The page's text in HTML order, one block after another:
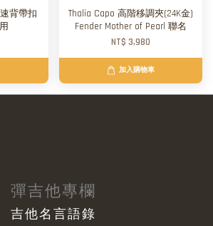
背帶扣
Thalia Capo 高階移調夾(24K金)
Fender Mother of Pearl 聯名
NT$ 3,980
加入購物車
彈吉他專欄
吉他名言語錄